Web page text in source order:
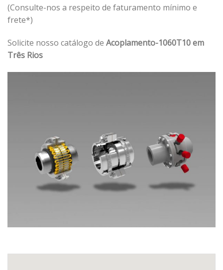
(Consulte-nos a respeito de faturamento mínimo e
frete*)
Solicite nosso catálogo de Acoplamento-1060T10 em
Três Rios